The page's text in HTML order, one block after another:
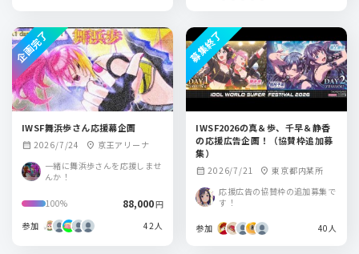
IWSF舞浜歩さん応援幕企画
calendar_month 2026/7/24 location_on 京王アリーナ
一緒に舞浜歩さんを応援しませ
んか！
100% 88,000円
参加
42人
企画完了
IWSF2026の真＆歩、千早＆静香
の応援広告企画！（協賛枠追加募
集）
calendar_month 2026/7/21 location_on 東京都内某所
応援広告の協賛枠の追加募集で
す！
参加 40人
募集終了